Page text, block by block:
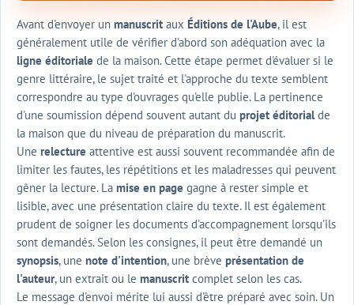
Avant d'envoyer un manuscrit aux Éditions de l'Aube, il est
généralement utile de vérifier d'abord son adéquation avec la
ligne éditoriale de la maison. Cette étape permet d'évaluer si le
genre littéraire, le sujet traité et l'approche du texte semblent
correspondre au type d'ouvrages qu'elle publie. La pertinence
d'une soumission dépend souvent autant du projet éditorialde
la maison que du niveau de préparation du manuscrit.
Une relecture attentive est aussi souvent recommandée afin de
limiter les fautes, les répétitions et les maladresses qui peuvent
gêner la lecture. La mise en page gagne à rester simple et
lisible, avec une présentation claire du texte. Il est également
prudent de soigner les documents d'accompagnement lorsqu'ils
sont demandés. Selon les consignes, il peut être demandé un
synopsis, une note d'intention, une brève présentation de
l'auteur, un extrait ou le manuscrit complet selon les cas.
Le message d'envoi mérite lui aussi d'être préparé avec soin. Un